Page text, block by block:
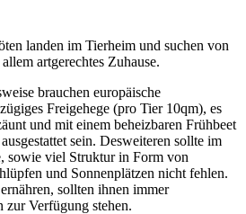
landen im Tierheim und suchen von
artgerechtes Zuhause.
brauchen europäische
Freigehege (pro Tier 10qm), es
und mit einem beheizbaren Frühbeet
sein. Desweiteren sollte im
sowie viel Struktur in Form von
und Sonnenplätzen nicht fehlen.
sollten ihnen immer
zur Verfügung stehen.